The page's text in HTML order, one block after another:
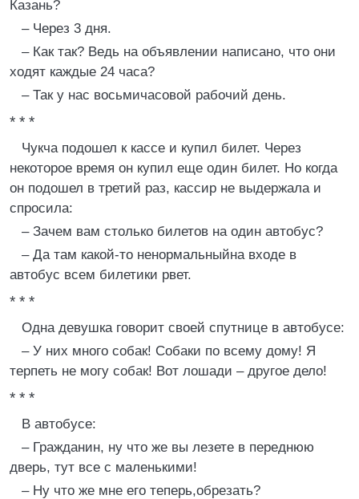
Казань?
– Через 3 дня.
– Как так? Ведь на объявлении написано, что они
ходят каждые 24 часа?
– Так у нас восьмичасовой рабочий день.
* * *
Чукча подошел к кассе и купил билет. Через
некоторое время он купил еще один билет. Но когда
он подошел в третий раз, кассир не выдержала и
спросила:
– Зачем вам столько билетов на один автобус?
– Да там какой-то ненормальныйна входе в
автобус всем билетики рвет.
* * *
Одна девушка говорит своей спутнице в автобусе:
– У них много собак! Собаки по всему дому! Я
терпеть не могу собак! Вот лошади – другое дело!
* * *
В автобусе:
– Гражданин, ну что же вы лезете в переднюю
дверь, тут все с маленькими!
– Ну что же мне его теперь,обрезать?